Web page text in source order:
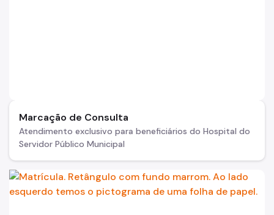
Marcação de Consulta
Atendimento exclusivo para beneficiários do Hospital do
Servidor Público Municipal